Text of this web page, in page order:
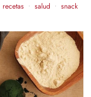
recetas • salud • snack